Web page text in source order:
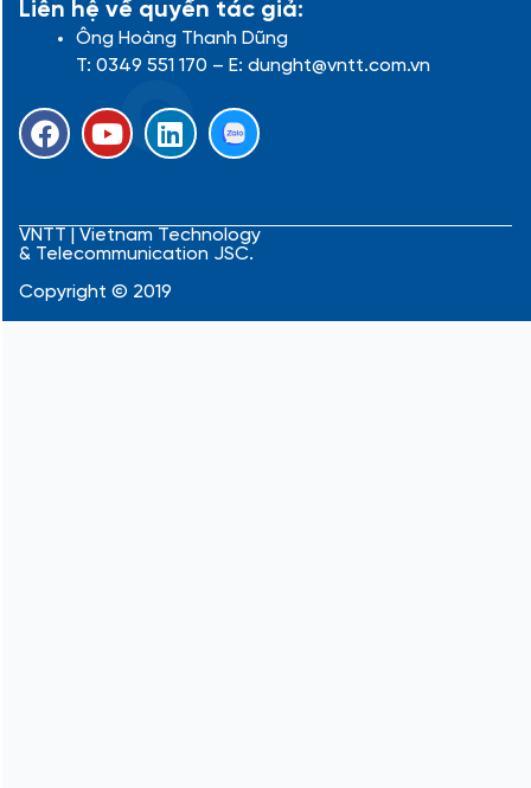
Liên hệ về quyền tác giả:
Ông Hoàng Thanh Dũng
T: 0349 551 170 – E: dunght@vntt.com.vn
F
a
b
o
o
k
Y
o
u
b
e
L
i
e
d
i
n
VNTT | Vietnam Technology
& Telecommunication JSC.
Copyright © 2019